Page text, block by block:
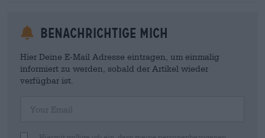
Benachrichtige mich
Hier Deine E-Mail Adresse eintragen, um einmalig
informiert zu werden, sobald der Artikel wieder
verfügbar ist.